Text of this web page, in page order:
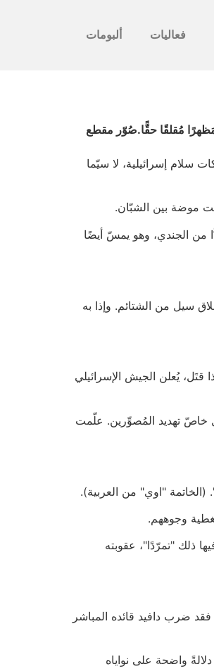
فعاليات ألبومات
مَظهرًا مُقلقًا حقًّا.صُوّر مقطع
سلام إسرائيلية، لا سيّما
موضة بين الشبّان.
من الجندي، وهو يمسّ أيضًا
سيل من الشتائم. وإذا به
يُعلن الجيش الإسرائيلي
خاصّ تهديد المُصوِّرين. علّمت
"اوي" من العربية).
وجوههم.
ذلك "تمرّدًا"، عقوبته
ضرب دافيد قائده المباشر
واضحة على نواياه